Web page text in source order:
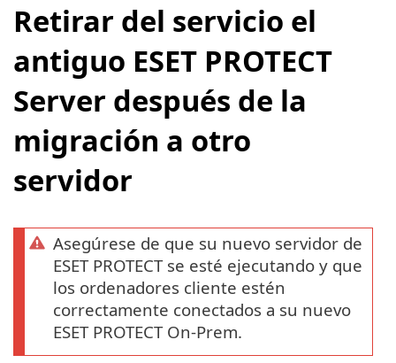
Retirar del servicio el
antiguo ESET PROTECT
Server después de la
migración a otro
servidor
Asegúrese de que su nuevo servidor de
ESET PROTECT se esté ejecutando y que
los ordenadores cliente estén
correctamente conectados a su nuevo
ESET PROTECT On-Prem.